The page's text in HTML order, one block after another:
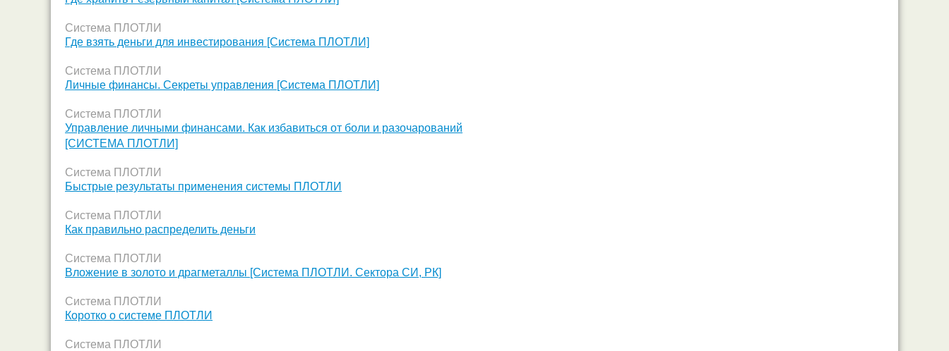
Система ПЛОТЛИ
Где взять деньги для инвестирования [Система ПЛОТЛИ]
Система ПЛОТЛИ
Личные финансы. Секреты управления [Система ПЛОТЛИ]
Система ПЛОТЛИ
Управление личными финансами. Как избавиться от боли и разочарований
[СИСТЕМА ПЛОТЛИ]
Система ПЛОТЛИ
Быстрые результаты применения системы ПЛОТЛИ
Система ПЛОТЛИ
Как правильно распределить деньги
Система ПЛОТЛИ
Вложение в золото и драгметаллы [Система ПЛОТЛИ. Сектора СИ, РК]
Система ПЛОТЛИ
Коротко о системе ПЛОТЛИ
Система ПЛОТЛИ